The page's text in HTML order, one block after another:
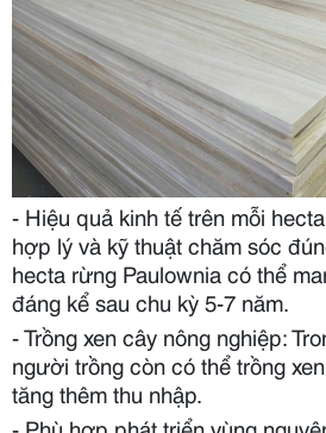
- Hiệu quả kinh tế trên mỗi
hợp lý và kỹ thuật chăm sóc
hecta rừng Paulownia có thể
đáng kể sau chu kỳ 5-7 năm.
- Trồng xen cây nông nghiệp:
người trồng còn có thể trồng
tăng thêm thu nhập.